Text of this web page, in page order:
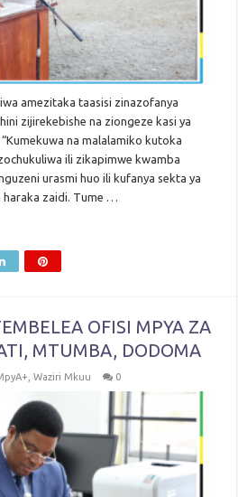
amezitaka taasisi zinazofanya
zijirekebishe na ziongeze kasi ya
na malalamiko kutoka
ili zikapimwe kwamba
urasmi huo ili kufanya sekta ya
haraka zaidi. Tume …
OFISI MPYA ZA
MTUMBA, DODOMA
,Waziri Mkuu 0